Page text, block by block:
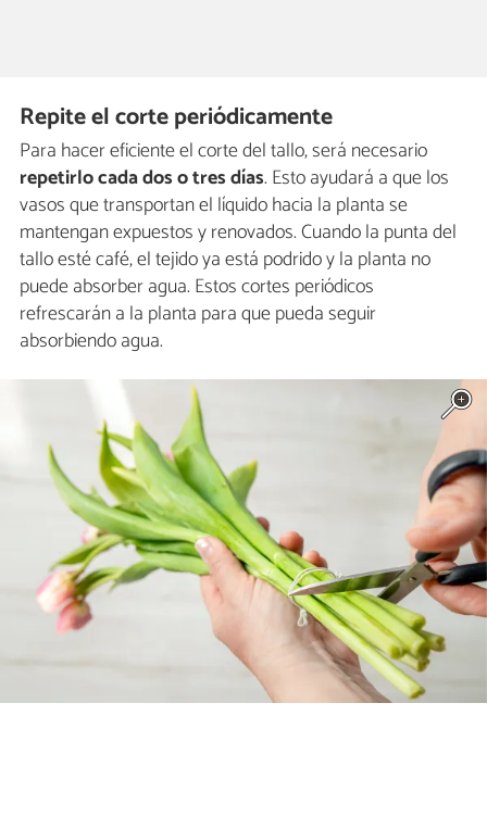
Repite el corte periódicamente
Para hacer eficiente el corte del tallo, será necesario
repetirlo cada dos o tres días. Esto ayudará a que los
vasos que transportan el líquido hacia la planta se
mantengan expuestos y renovados. Cuando la punta del
tallo esté café, el tejido ya está podrido y la planta no
puede absorber agua. Estos cortes periódicos
refrescarán a la planta para que pueda seguir
absorbiendo agua.